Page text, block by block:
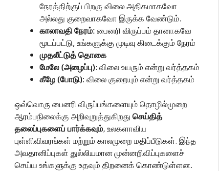
நேரத்திற்குப் பிறகு விலை அதிகமாகவோ
அல்லது குறைவாகவோ இருக்க வேண்டும்.
காலாவதி நேரம்: பைனரி விருப்பம் தானாகவே
மூடப்பட்டு, உங்களுக்கு முடிவு கிடைக்கும் நேரம்
முதலீட்டுத் தொகை
மேலே (அழைப்பு): விலை உயரும் என்று வர்த்தகம்
கீழே (போடு): விலை குறையும் என்று வர்த்தகம்
ஒவ்வொரு பைனரி விருப்பங்களையும் தொழில்முறை
ஆரம்பநிலைக்கு அறிவுறுத்துகிறது செய்தித்
தலைப்புகளைப் பார்க்கவும், உலகளாவிய
புள்ளிவிவரங்கள் மற்றும் காலமுறை மதிப்பீடுகள். இந்த
அவதானிப்புகள் துல்லியமான முன்னறிவிப்புகளைச்
செய்ய உங்களுக்கு உதவும் திறனைக் கொண்டுள்ளன.